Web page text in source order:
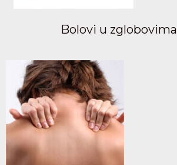
Bolovi u zglobovima